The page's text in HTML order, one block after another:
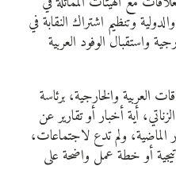
وتنظيم اشتراك النقابة في
واستقبال الوفود العربية
العربية والخارجية، برئاسة
أية أخبار أو تقارير عن
ولم تدع لاجتماعات،
أو خطة عمل واضحة على